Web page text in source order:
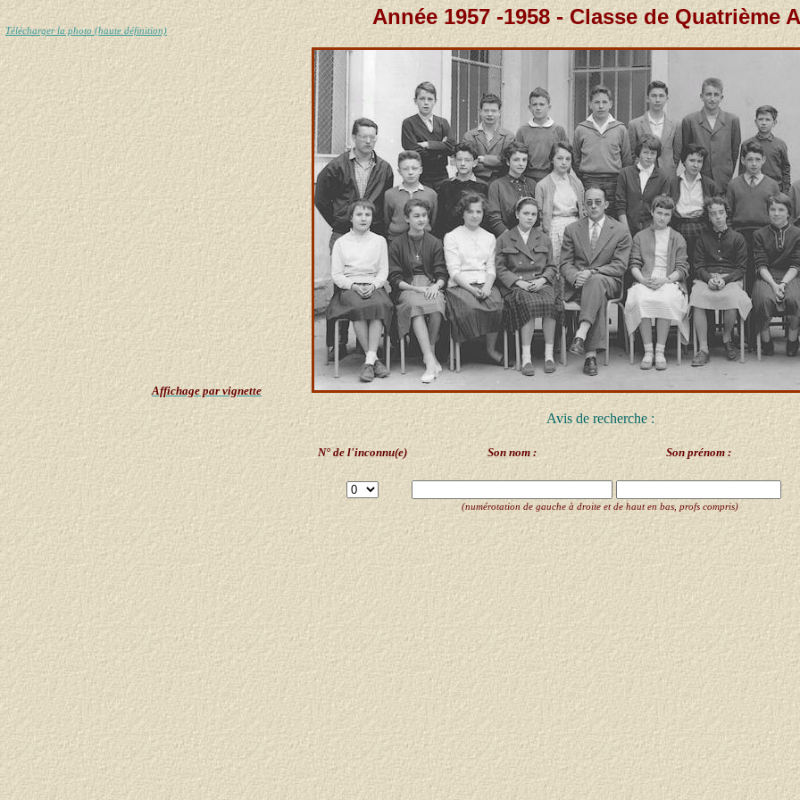
Affichage par vignette
Télécharger la photo (haute définition)
Année 1957 -1958 - Classe de Quatrième
Avis de recherche :
N° de l'inconnu(e) Son nom : Son prénom :
(numérotation de gauche à droite et de haut en bas, profs compris)